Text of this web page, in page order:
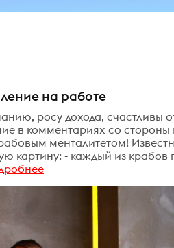
на работе
росу дохода, счастливы
в комментариях со стороны
менталитетом!
картину: - каждый из крабов